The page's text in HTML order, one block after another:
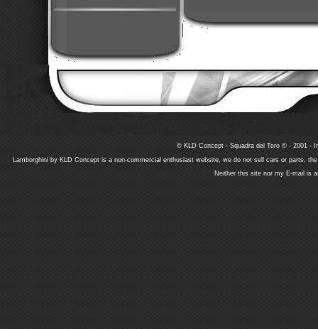
© KLD Concept - Squadra del Toro © - 2001 -
Lamborghini by KLD Concept is a non-commercial enthusiast website, we do not sell cars or parts,
Neither this site nor my E-mail is